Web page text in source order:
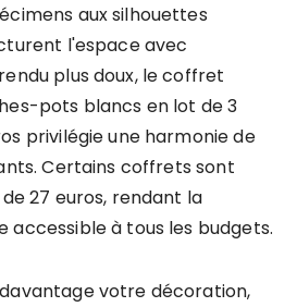
aux silhouettes
l'espace avec
plus doux, le coffret
pots blancs en lot de 3
privilégie une harmonie de
Certains coffrets sont
27 euros, rendant la
accessible à tous les budgets.
votre décoration,